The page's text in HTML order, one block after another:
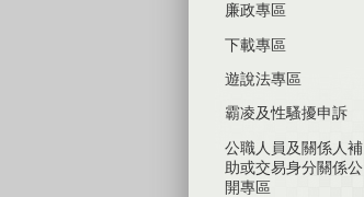
廉政專區
下載專區
遊說法專區
霸凌及性騷擾申訴
公職人員及關係人補
助或交易身分關係公
開專區